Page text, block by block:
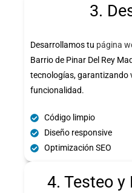
3.
Desarrollamos tu página
Barrio de Pinar Del Rey
tecnologías, garantizando
funcionalidad.
Código limpio
Diseño responsive
Optimización SEO
4. Testeo